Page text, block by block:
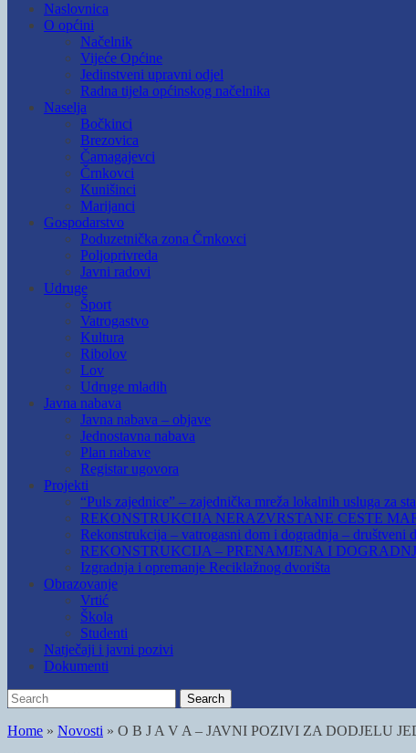
Naslovnica
O općini
Načelnik
Vijeće Općine
Jedinstveni upravni odjel
Radna tijela općinskog načelnika
Naselja
Bočkinci
Brezovica
Čamagajevci
Črnkovci
Kunišinci
Marijanci
Gospodarstvo
Poduzetnička zona Črnkovci
Poljoprivreda
Javni radovi
Udruge
Šport
Vatrogastvo
Kultura
Ribolov
Lov
Udruge mladih
Javna nabava
Javna nabava – objave
Jednostavna nabava
Plan nabave
Registar ugovora
Projekti
“Puls zajednice” – zajednička mreža lokalnih usluga za
REKONSTRUKCIJA NERAZVRSTANE CESTE
Rekonstrukcija – vatrogasni dom i dogradnja – društveni
REKONSTRUKCIJA – PRENAMJENA I
Izgradnja i opremanje Reciklažnog dvorišta
Obrazovanje
Vrtić
Škola
Studenti
Natječaji i javni pozivi
Dokumenti
Search
for:
Search
Home » Novosti » O B J A V A – JAVNI POZIVI ZA DODJELU